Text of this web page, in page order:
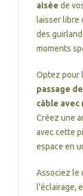
aisée de
laisser libre
des
moments
Optez pour
passage
câble
Créez une
avec cette
espace en
Associez le
l'éclairage,